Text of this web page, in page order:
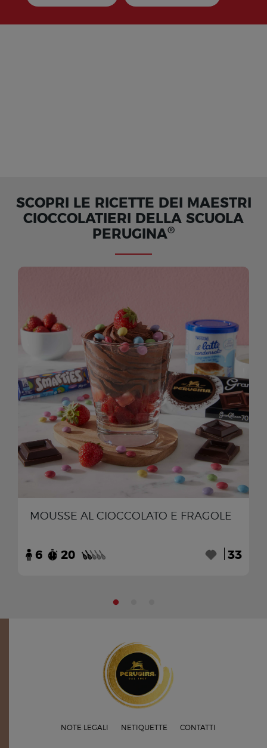
SCOPRI LE RICETTE DEI MAESTRI
CIOCCOLATIERI DELLA SCUOLA
PERUGINA®
MOUSSE AL CIOCCOLATO E FRAGOLE
6 20 33
NOTE LEGALI NETIQUETTE CONTATTI